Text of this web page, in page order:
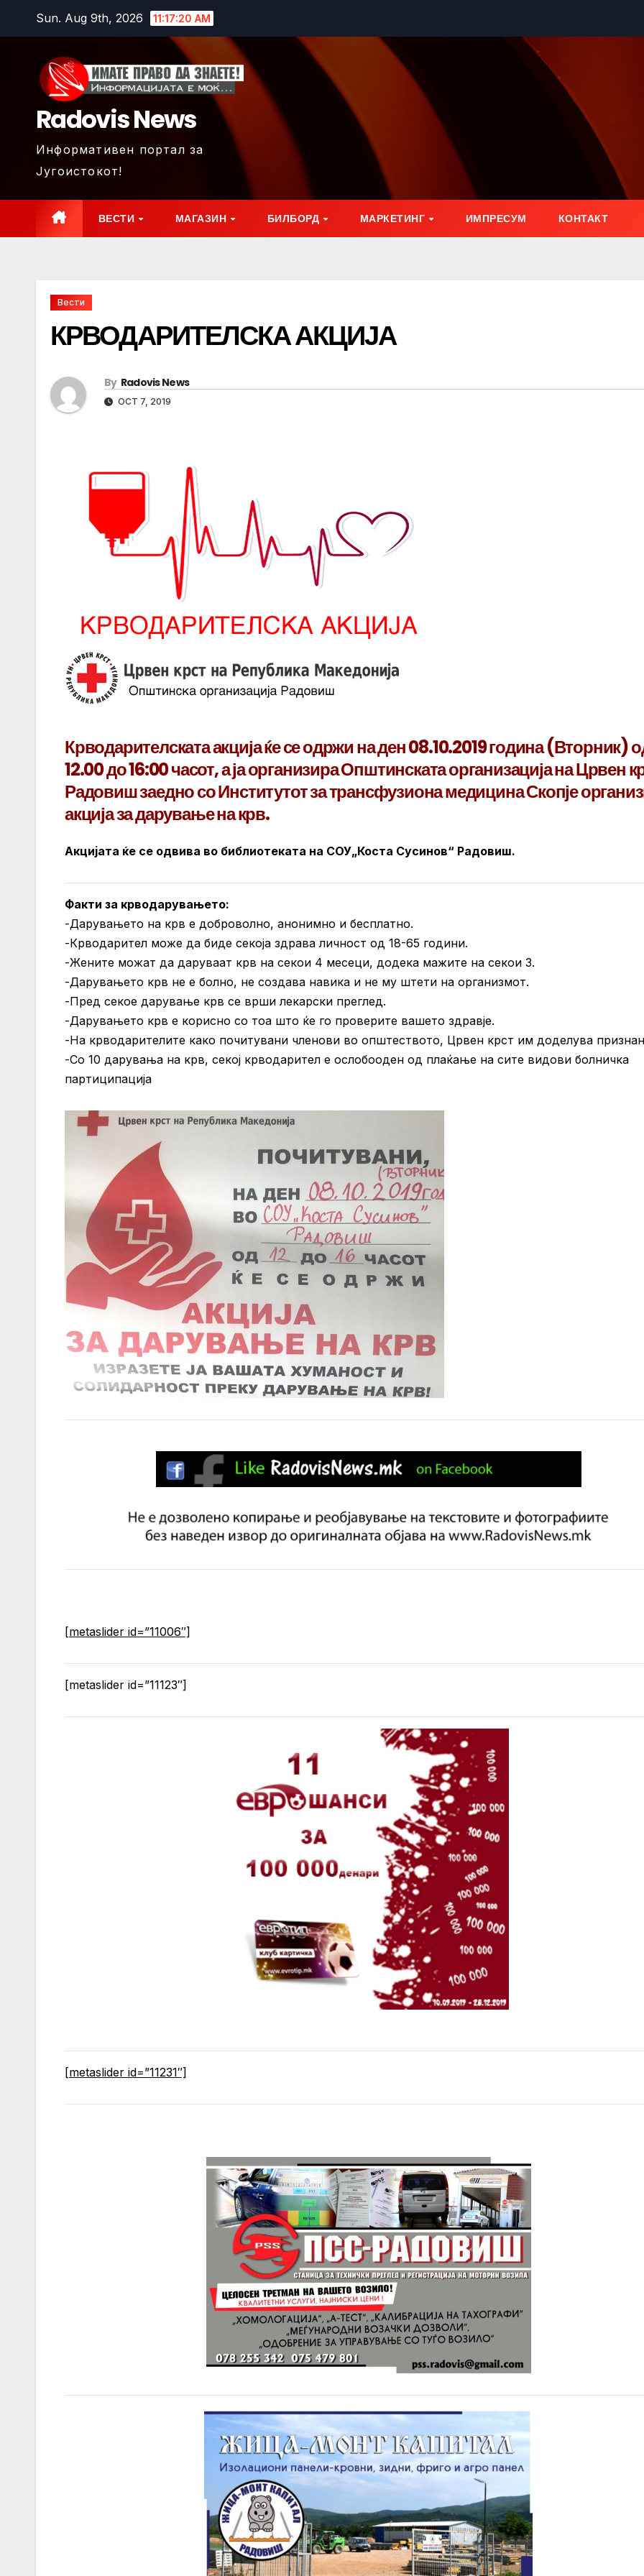
Sun. Aug 9th, 2026 11:17:22 AM
Radovis News
Информативен портал за
Југоистокот!
ВЕСТИ МАГАЗИН БИЛБОРД МАРКЕТИНГ ИМПРЕСУМ КОНТАКТ
Вести
КРВОДАРИТЕЛСКА АКЦИЈА
By Radovis News
OCT 7, 2019
Крводарителската акција ќе се одржи на ден 08.10.2019 година (Вторник)
12.00 до 16:00 часот, а ја организира Општинската организација на Црвен
Радовиш заедно со Институтот за трансфузиона медицина Скопје
акција за дарување на крв.
Акцијата ќе се одвива во библиотеката на СОУ„Коста Сусинов“ Радовиш.
Факти за крводарувањето:
-Дарувањето на крв е доброволно, анонимно и бесплатно.
-Крводарител може да биде секоја здрава личност од 18-65 години.
-Жените можат да даруваат крв на секои 4 месеци, додека мажите на секои 3.
-Дарувањето крв не е болно, не создава навика и не му штети на организмот.
-Пред секое дарување крв се врши лекарски преглед.
-Дарувањето крв е корисно со тоа што ќе го проверите вашето здравје.
-На крводарителите како почитувани членови во општеството, Црвен крст им доделува
-Со 10 дарувања на крв, секој крводарител е ослобооден од плаќање на сите видови болничка
партиципација
[metaslider id=”11006″]
[metaslider id=”11123″]
[metaslider id=”11231″]